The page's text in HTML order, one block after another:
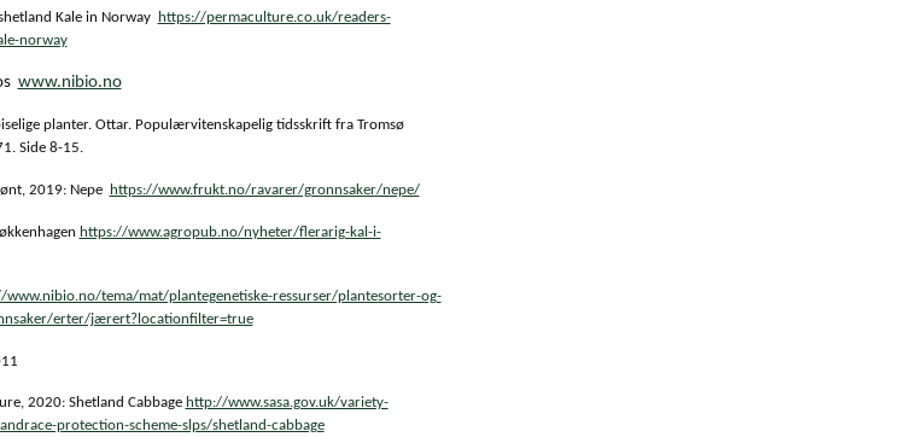
Kale in Norway
https://permaculture.co.uk/readers-
norway
www.nibio.no
planter. Ottar. Populærvitenskapelig tidsskrift fra Tromsø
Side 8-15.
2019: Nepe https://www.frukt.no/ravarer/gronnsaker/nepe/
https://www.agropub.no/nyheter/flerarig-kal-i-
www.nibio.no/tema/mat/plantegenetiske-ressurser/plantesorter-og-
erter/jærert?locationfilter=true
2020: Shetland Cabbage http://www.sasa.gov.uk/variety-
protection-scheme-slps/shetland-cabbage